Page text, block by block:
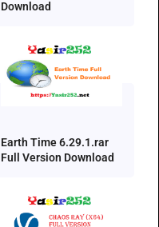
Download
Earth Time 6.29.1.rar
Full Version Download